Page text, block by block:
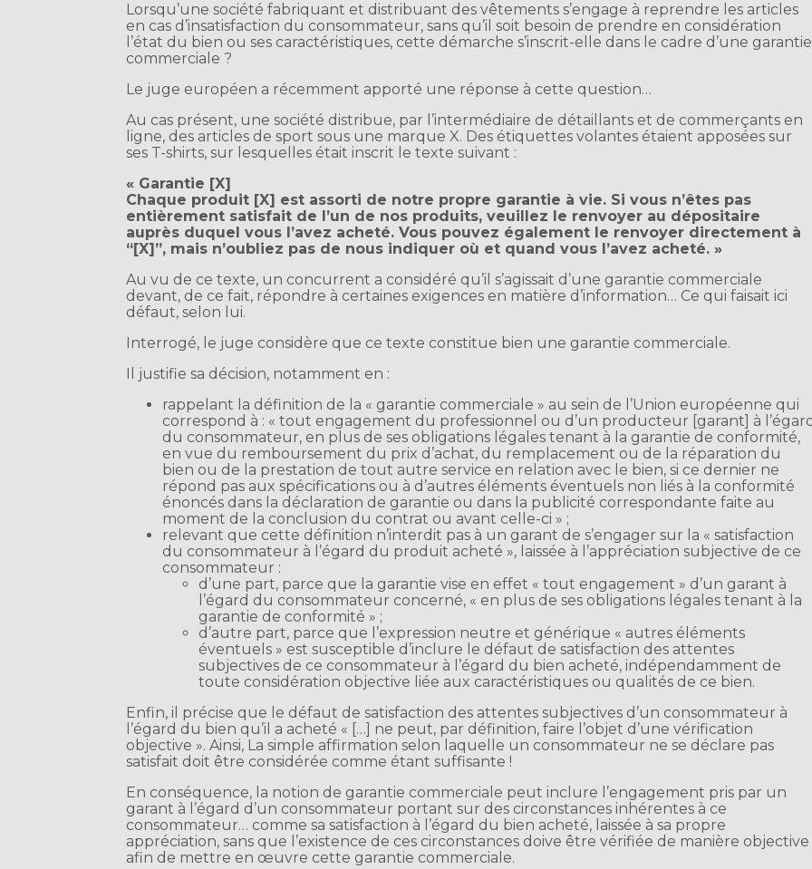
Lorsqu’une société fabriquant et distribuant des vêtements s’engage à reprendre les articles
en cas d’insatisfaction du consommateur, sans qu’il soit besoin de prendre en considération
l’état du bien ou ses caractéristiques, cette démarche s’inscrit-elle dans le cadre d’une garantie
commerciale ?
Le juge européen a récemment apporté une réponse à cette question…
Au cas présent, une société distribue, par l’intermédiaire de détaillants et de commerçants en
ligne, des articles de sport sous une marque X. Des étiquettes volantes étaient apposées sur
ses T-shirts, sur lesquelles était inscrit le texte suivant :
« Garantie [X]
Chaque produit [X] est assorti de notre propre garantie à vie. Si vous n’êtes pas
entièrement satisfait de l’un de nos produits, veuillez le renvoyer au dépositaire
auprès duquel vous l’avez acheté. Vous pouvez également le renvoyer directement à
“[X]”, mais n’oubliez pas de nous indiquer où et quand vous l’avez acheté. »
Au vu de ce texte, un concurrent a considéré qu’il s’agissait d’une garantie commerciale
devant, de ce fait, répondre à certaines exigences en matière d’information… Ce qui faisait ici
défaut, selon lui.
Interrogé, le juge considère que ce texte constitue bien une garantie commerciale.
Il justifie sa décision, notamment en :
rappelant la définition de la « garantie commerciale » au sein de l’Union européenne qui
correspond à : « tout engagement du professionnel ou d’un producteur [garant] à
du consommateur, en plus de ses obligations légales tenant à la garantie de conformité,
en vue du remboursement du prix d’achat, du remplacement ou de la réparation du
bien ou de la prestation de tout autre service en relation avec le bien, si ce dernier ne
répond pas aux spécifications ou à d’autres éléments éventuels non liés à la conformité
énoncés dans la déclaration de garantie ou dans la publicité correspondante faite au
moment de la conclusion du contrat ou avant celle-ci » ;
relevant que cette définition n’interdit pas à un garant de s’engager sur la « satisfaction
du consommateur à l’égard du produit acheté », laissée à l’appréciation subjective de ce
consommateur :
d’une part, parce que la garantie vise en effet « tout engagement » d’un garant à
l’égard du consommateur concerné, « en plus de ses obligations légales tenant à la
garantie de conformité » ;
d’autre part, parce que l’expression neutre et générique « autres éléments
éventuels » est susceptible d’inclure le défaut de satisfaction des attentes
subjectives de ce consommateur à l’égard du bien acheté, indépendamment de
toute considération objective liée aux caractéristiques ou qualités de ce bien.
Enfin, il précise que le défaut de satisfaction des attentes subjectives d’un consommateur à
l’égard du bien qu’il a acheté « […] ne peut, par définition, faire l’objet d’une vérification
objective ». Ainsi, La simple affirmation selon laquelle un consommateur ne se déclare pas
satisfait doit être considérée comme étant suffisante !
En conséquence, la notion de garantie commerciale peut inclure l’engagement pris par un
garant à l’égard d’un consommateur portant sur des circonstances inhérentes à ce
consommateur… comme sa satisfaction à l’égard du bien acheté, laissée à sa propre
appréciation, sans que l’existence de ces circonstances doive être vérifiée de manière objective
afin de mettre en œuvre cette garantie commerciale.